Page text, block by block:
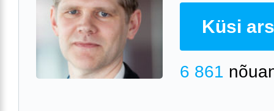
Küsi
6 861